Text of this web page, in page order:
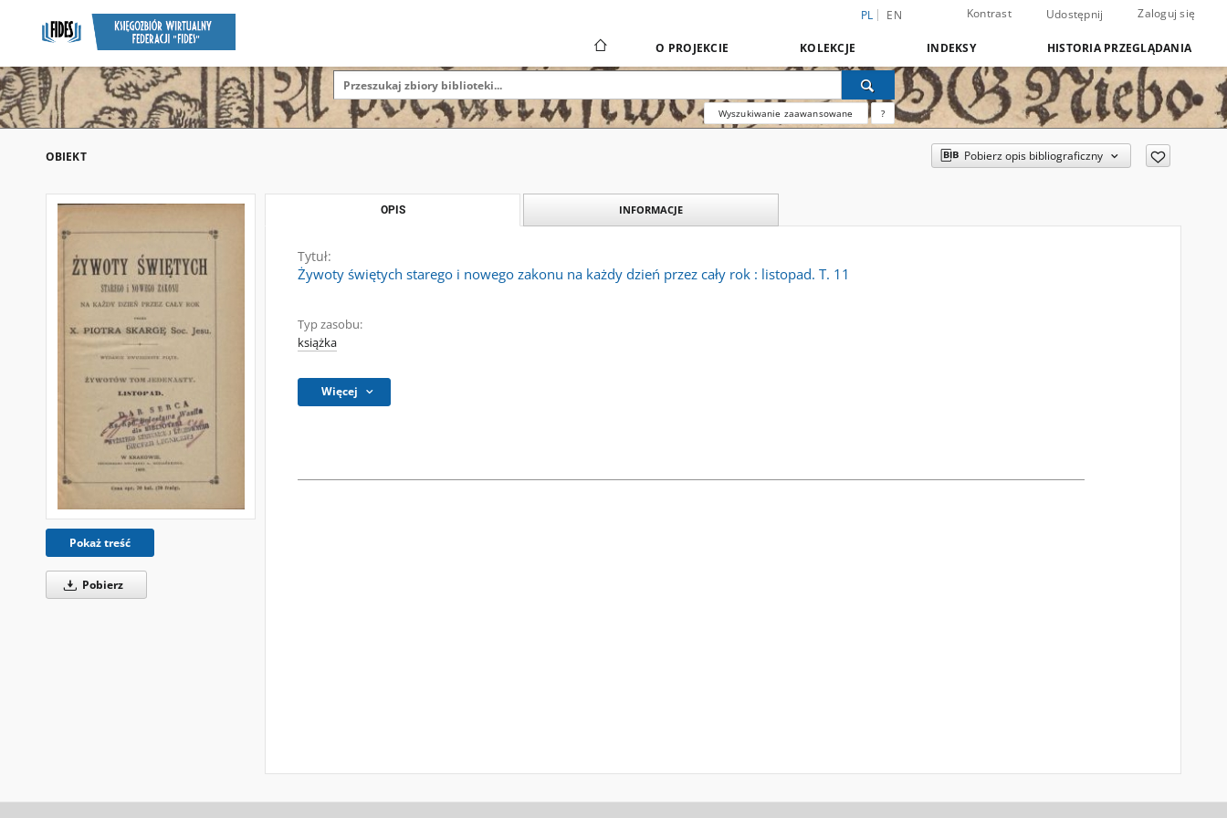
PL EN Kontrast Udostępnij Zaloguj się
O PROJEKCIE KOLEKCJE INDEKSY HISTORIA PRZEGLĄDANIA
Wyszukiwanie zaawansowane ?
OBIEKT Pobierz opis bibliograficzny
Pokaż treść
Pobierz
OPIS INFORMACJE
Tytuł:
Żywoty świętych starego i nowego zakonu na każdy dzień przez cały rok : listopad. T. 11
Typ zasobu:
książka
Więcej